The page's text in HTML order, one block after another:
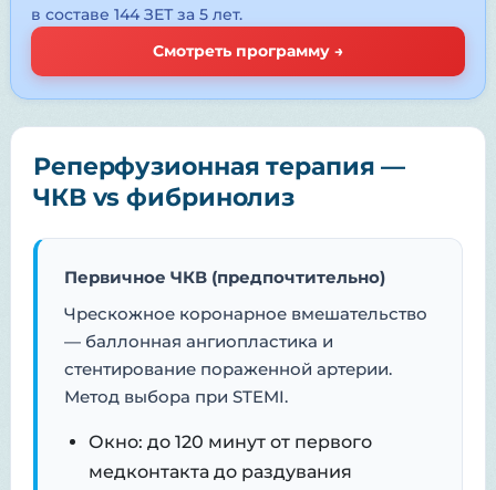
в составе 144 ЗЕТ за 5 лет.
Смотреть программу →
Реперфузионная терапия —
ЧКВ vs фибринолиз
Первичное ЧКВ (предпочтительно)
Чрескожное коронарное вмешательство
— баллонная ангиопластика и
стентирование пораженной артерии.
Метод выбора при STEMI.
Окно: до 120 минут от первого
медконтакта до раздувания